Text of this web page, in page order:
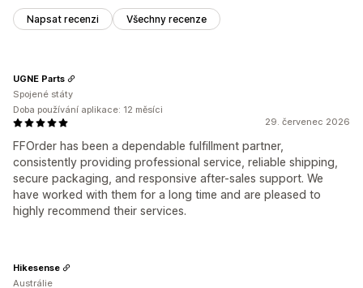
Napsat recenzi Všechny recenze
29. červenec 2026
FFOrder has been a dependable fulfillment partner,
consistently providing professional service, reliable shipping,
secure packaging, and responsive after-sales support. We
have worked with them for a long time and are pleased to
highly recommend their services.
UGNE Parts
Spojené státy
Doba používání aplikace: 12 měsíci
Hikesense
Austrálie